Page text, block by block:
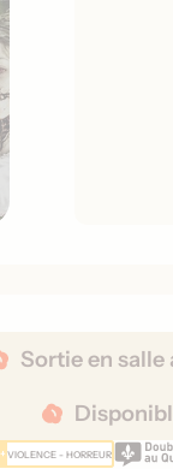
Sortie en salle
VIOLENCE - HORREUR